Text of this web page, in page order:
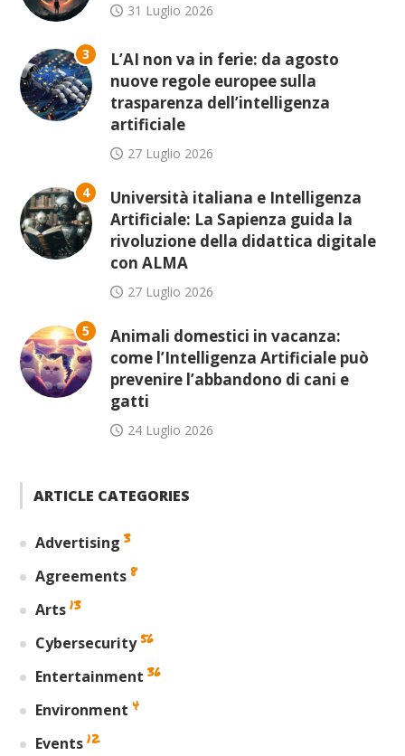
31 Luglio 2026
3
L’AI non va in ferie: da agosto
nuove regole europee sulla
trasparenza dell’intelligenza
artificiale
27 Luglio 2026
4
Università italiana e Intelligenza
Artificiale: La Sapienza guida la
rivoluzione della didattica digitale
con ALMA
27 Luglio 2026
5
Animali domestici in vacanza:
come l’Intelligenza Artificiale può
prevenire l’abbandono di cani e
gatti
24 Luglio 2026
ARTICLE CATEGORIES
Advertising 3
Agreements 8
Arts 13
Cybersecurity 56
Entertainment 36
Environment 4
Events 12